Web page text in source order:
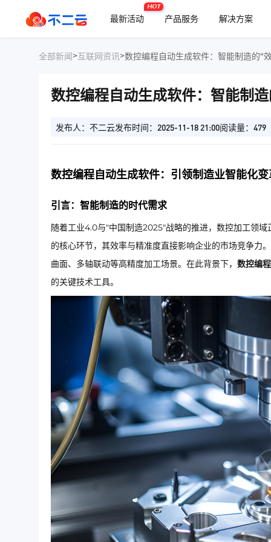
最新活动
HOT
产品服务 解决方案
全部新闻>互联网资讯>数控编程自动生成软件：智能制造的“
数控编程自动生成软件：智能制
发布人：不二云发布时间：2025-11-18 21:00阅读量：479
数控编程自动生成软件：引领制造业智能化变
引言：智能制造的时代需求
随着工业4.0与"中国制造2025"战略的推进，数控加工领
的核心环节，其效率与精准度直接影响企业的市场竞争力
曲面、多轴联动等高精度加工场景。在此背景下， 数控编
的关键技术工具。